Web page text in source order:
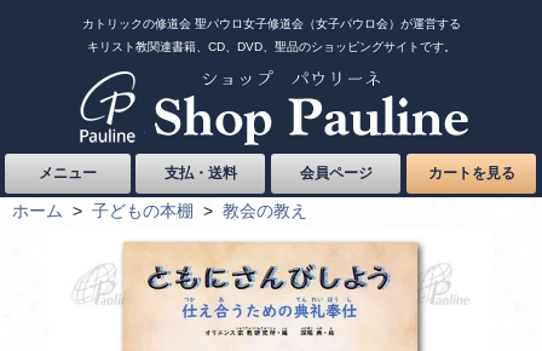
カトリックの修道会 聖パウロ女子修道会（女子パウロ会）が運営する
キリスト教関連書籍、CD、DVD、聖品のショッピングサイトです。
メニュー 支払・送料 会員ページ カートを見る
ホーム > 子どもの本棚 > 教会の教え